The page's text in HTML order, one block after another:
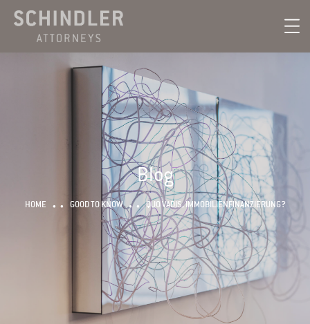
Blog
HOME GOOD TO KNOW QUO VADIS, IMMOBILIENFINANZIERUNG?